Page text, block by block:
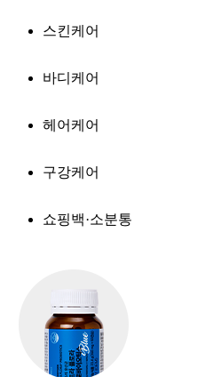
스킨케어
바디케어
헤어케어
구강케어
쇼핑백·소분통